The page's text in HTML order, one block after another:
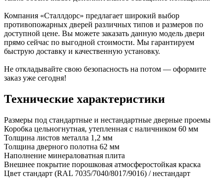
Компания «Сталлдорс» предлагает широкий выбор
противопожарных дверей различных типов и размеров по
доступной цене. Вы можете заказать данную модель двери
прямо сейчас по выгодной стоимости. Мы гарантируем
быструю доставку и качественную установку.
Не откладывайте свою безопасность на потом — оформите
заказ уже сегодня!
Технические характеристики
Размеры под стандартные и нестандартные дверные проемы
Коробка цельногнутная, утепленная с наличником 60 мм
Толщина листов металла 1,2 мм
Толщина дверного полотна 62 мм
Наполнение минераловатная плита
Внешнее покрытие порошковая атмосферостойкая краска
Цвет стандарт (RAL 7035/7040/8017/9016) / нестандарт